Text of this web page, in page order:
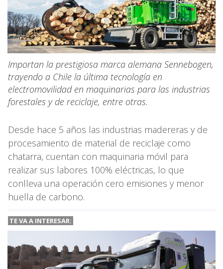
Importan la prestigiosa marca alemana Sennebogen,
trayendo a Chile la última tecnología en
electromovilidad en maquinarias para las industrias
forestales y de reciclaje, entre otras.
Desde hace 5 años las industrias madereras y de
procesamiento de material de reciclaje como
chatarra, cuentan con maquinaria móvil para
realizar sus labores 100% eléctricas, lo que
conlleva una operación cero emisiones y menor
huella de carbono.
TE VA A INTERESAR: